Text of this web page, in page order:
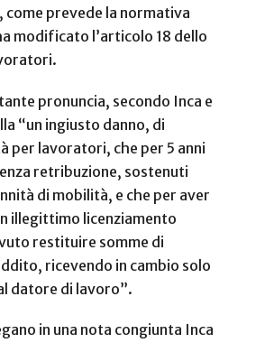
come prevede la normativa
modificato l’articolo 18 dello
pronuncia, secondo Inca e
“un ingiusto danno, di
per lavoratori, che per 5 anni
retribuzione, sostenuti
di mobilità, e che per aver
illegittimo licenziamento
restituire somme di
ricevendo in cambio solo
datore di lavoro”.
in una nota congiunta Inca